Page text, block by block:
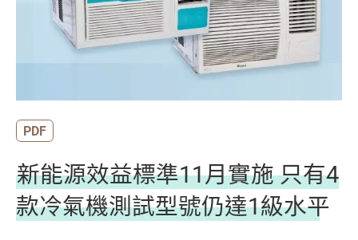
PDF
新能源效益標準11月實施 只有4
款冷氣機測試型號仍達1級水平